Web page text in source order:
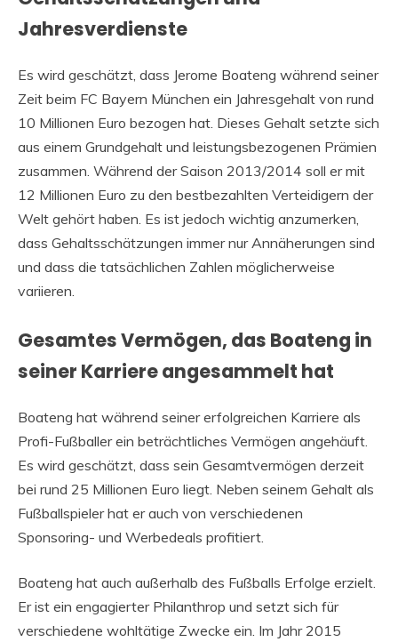
Jahresverdienste
Es wird geschätzt, dass Jerome Boateng während seiner
Zeit beim FC Bayern München ein Jahresgehalt von rund
10 Millionen Euro bezogen hat. Dieses Gehalt setzte sich
aus einem Grundgehalt und leistungsbezogenen Prämien
zusammen. Während der Saison 2013/2014 soll er mit
12 Millionen Euro zu den bestbezahlten Verteidigern der
Welt gehört haben. Es ist jedoch wichtig anzumerken,
dass Gehaltsschätzungen immer nur Annäherungen sind
und dass die tatsächlichen Zahlen möglicherweise
variieren.
Gesamtes Vermögen, das Boateng in
seiner Karriere angesammelt hat
Boateng hat während seiner erfolgreichen Karriere als
Profi-Fußballer ein beträchtliches Vermögen angehäuft.
Es wird geschätzt, dass sein Gesamtvermögen derzeit
bei rund 25 Millionen Euro liegt. Neben seinem Gehalt als
Fußballspieler hat er auch von verschiedenen
Sponsoring- und Werbedeals profitiert.
Boateng hat auch außerhalb des Fußballs Erfolge erzielt.
Er ist ein engagierter Philanthrop und setzt sich für
verschiedene wohltätige Zwecke ein. Im Jahr 2015